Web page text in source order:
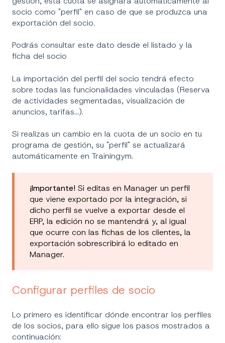
socio como "perfil" en caso de que se produzca una
exportación del socio.
Podrás consultar este dato desde el listado y la
ficha del socio
La importación del perfil del socio tendrá efecto
sobre todas las funcionalidades vinculadas (Reserva
de actividades segmentadas, visualización de
anuncios, tarifas...).
Si realizas un cambio en la cuota de un socio en tu
programa de gestión, su "perfil" se actualizará
automáticamente en Trainingym.
¡Importante! Si editas en Manager un perfil
que viene exportado por la integración, si
dicho perfil se vuelve a exportar desde el
ERP, la edición no se mantendrá y, al igual
que ocurre con las fichas de los clientes, la
exportación sobrescribirá lo editado en
Manager.
Configurar perfiles de socio
Lo primero es identificar dónde encontrar los perfiles
de los socios, para ello sigue los pasos mostrados a
continuación: